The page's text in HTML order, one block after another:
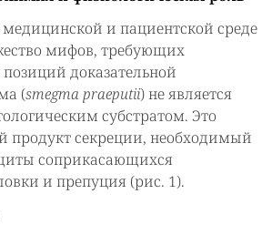
и пациентской среде
мифов, требующих
доказательной
(smegma praeputii) не является
субстратом. Это
продукт секреции, необходимый
соприкасающихся
и препуция (рис. 1).